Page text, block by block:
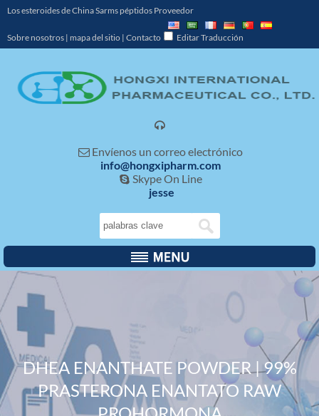
Los esteroides de China Sarms péptidos Proveedor
Sobre nosotros | mapa del sitio | Contacto Editar Traducción

 Envíenos un correo electrónico
info@hongxipharm.com
 Skype On Line
jesse
DHEA ENANTHATE POWDER | 99%
PRASTERONA ENANTATO RAW